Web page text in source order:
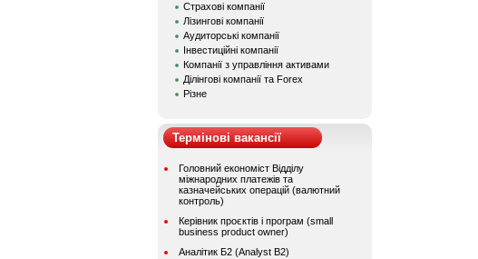
Страхові компанії
Лізингові компанії
Аудиторські компанії
Інвестиційні компанії
Компанії з управління активами
Ділінгові компанії та Forex
Різне
Термінові вакансії
Головний економіст Відділу
міжнародних платежів та
казначейських операцій (валютний
контроль)
Керівник проєктів і програм (small
business product owner)
Аналітик Б2 (Analyst B2)